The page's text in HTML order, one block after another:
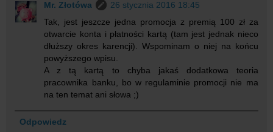
Mr. Złotówa
26 stycznia 2016 18:45
Tak, jest jeszcze jedna promocja z premią 100 zł za
otwarcie konta i płatności kartą (tam jest jednak nieco
dłuższy okres karencji). Wspominam o niej na końcu
powyższego wpisu.
A z tą kartą to chyba jakaś dodatkowa teoria
pracownika banku, bo w regulaminie promocji nie ma
na ten temat ani słowa ;)
Odpowiedz